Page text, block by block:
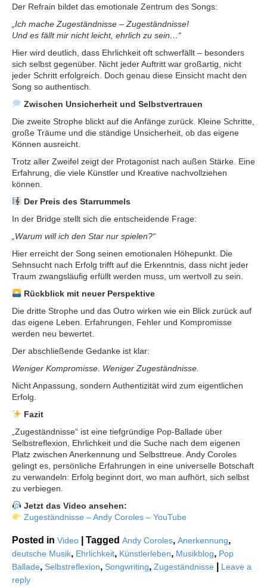
Der Refrain bildet das emotionale Zentrum des Songs:
„Ich mache Zugeständnisse – Zugeständnisse!
Und es fällt mir nicht leicht, ehrlich zu sein…“
Hier wird deutlich, dass Ehrlichkeit oft schwerfällt – besonders
sich selbst gegenüber. Nicht jeder Auftritt war großartig, nicht
jeder Schritt erfolgreich. Doch genau diese Einsicht macht den
Song so authentisch.
Zwischen Unsicherheit und Selbstvertrauen
Die zweite Strophe blickt auf die Anfänge zurück. Kleine Schritte,
große Träume und die ständige Unsicherheit, ob das eigene
Können ausreicht.
Trotz aller Zweifel zeigt der Protagonist nach außen Stärke. Eine
Erfahrung, die viele Künstler und Kreative nachvollziehen
können.
Der Preis des Starrummels
In der Bridge stellt sich die entscheidende Frage:
„Warum will ich den Star nur spielen?“
Hier erreicht der Song seinen emotionalen Höhepunkt. Die
Sehnsucht nach Erfolg trifft auf die Erkenntnis, dass nicht jeder
Traum zwangsläufig erfüllt werden muss, um wertvoll zu sein.
Rückblick mit neuer Perspektive
Die dritte Strophe und das Outro wirken wie ein Blick zurück auf
das eigene Leben. Erfahrungen, Fehler und Kompromisse
werden neu bewertet.
Der abschließende Gedanke ist klar:
Weniger Kompromisse. Weniger Zugeständnisse.
Nicht Anpassung, sondern Authentizität wird zum eigentlichen
Erfolg.
Fazit
„Zugeständnisse“ ist eine tiefgründige Pop-Ballade über
Selbstreflexion, Ehrlichkeit und die Suche nach dem eigenen
Platz zwischen Anerkennung und Selbsttreue. Andy Coroles
gelingt es, persönliche Erfahrungen in eine universelle Botschaft
zu verwandeln: Erfolg beginnt dort, wo man aufhört, sich selbst
zu verbiegen.
Jetzt das Video ansehen:
Zugeständnisse – Andy Coroles – YouTube
Posted in Video Tagged Andy Coroles, Anerkennung,
deutsche Musik, Ehrlichkeit, Künstlerleben, Musikblog, Pop
Ballade, Selbstreflexion, Songwriting, Zugeständnisse
Leave a
reply